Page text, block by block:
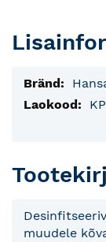
Lisainfo
muudele